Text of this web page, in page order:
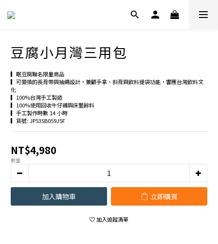
豆腐小月灣三用包
▎眠豆腐聯名限量商品
▎可變換的長背帶與抽繩設計，兼顧手拿、斜背與飲料提袋功能，響應台灣飲料文
化
▎100%台灣手工製造
▎100%使用回收牛仔褲與床墊餘料
▎手工製作時數 14 小時
▎貨號: JP53SB059J5F
NT$4,980
數量
加入購物車 立即購買
加入追蹤清單